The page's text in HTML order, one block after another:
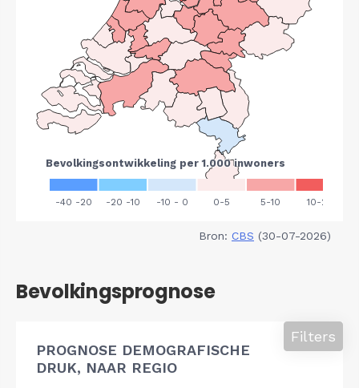
Bron: CBS (30-07-2026)
Bevolkingsprognose
PROGNOSE DEMOGRAFISCHE
DRUK, NAAR REGIO
Filters